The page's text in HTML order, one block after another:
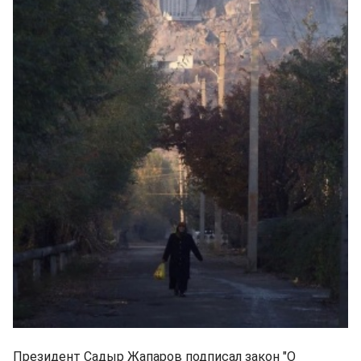
Президент Садыр Жапаров подписал закон "О